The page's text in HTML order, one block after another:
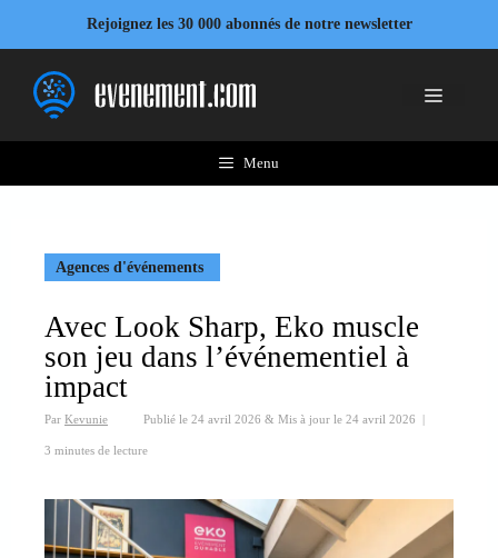
contenu
Rejoignez les 30 000 abonnés de notre newsletter
Menu
Menu
Agences d'événements
Avec Look Sharp, Eko muscle
son jeu dans l’événementiel à
impact
Par Kevunie Publié le 24 avril 2026 & Mis à jour le 24 avril 2026 |
3 minutes de lecture